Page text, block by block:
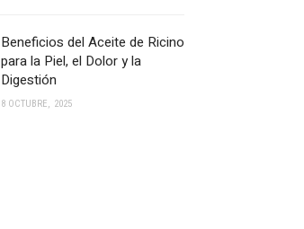
Beneficios del Aceite de Ricino
para la Piel, el Dolor y la
Digestión
8 OCTUBRE, 2025